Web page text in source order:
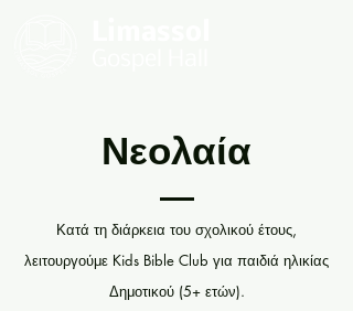
Νεολαία
Κατά τη διάρκεια του σχολικού έτους,
λειτουργούμε Kids Bible Club για παιδιά ηλικίας
Δημοτικού (5+ ετών).